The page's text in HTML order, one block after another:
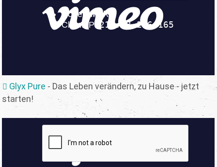
Glyx Pure - Das Leben verändern, zu Hause - jetzt
starten!